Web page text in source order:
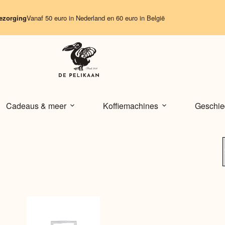
Vanaf 50 euro in Nederland en 60 euro in België
Cadeaus & meer Koffiemachines